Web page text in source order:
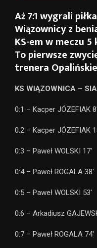
Aż 7:1 wygrali
Wiązownicy z
KS-em w meczu
To pierwsze
trenera
KS WIĄZOWNICA –
0:1 – Kacper JÓZEFIAK 8′
0:2 – Kacper JÓZEFIAK
0:3 – Paweł WOLSKI 17′
0:4 – Paweł ROGALA 38′
0:5 – Paweł WOLSKI 53′
0:6 – Arkadiusz
0:7 – Paweł ROGALA 74′